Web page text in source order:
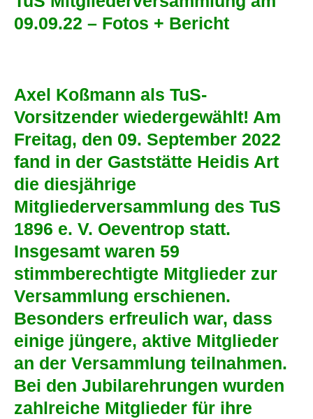
09.09.22 – Fotos + Bericht
Axel Koßmann als TuS-
Vorsitzender wiedergewählt! Am
Freitag, den 09. September 2022
fand in der Gaststätte Heidis Art
die diesjährige
Mitgliederversammlung des TuS
1896 e. V. Oeventrop statt.
Insgesamt waren 59
stimmberechtigte Mitglieder zur
Versammlung erschienen.
Besonders erfreulich war, dass
einige jüngere, aktive Mitglieder
an der Versammlung teilnahmen.
Bei den Jubilarehrungen wurden
zahlreiche Mitglieder für ihre